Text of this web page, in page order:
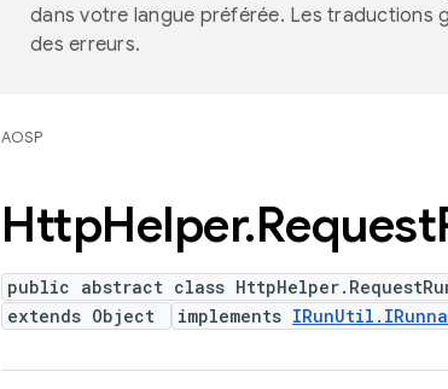
dans votre langue préférée. Les traductions
des erreurs.
AOSP
HttpHelper.Request
public abstract class
extends Object
implements